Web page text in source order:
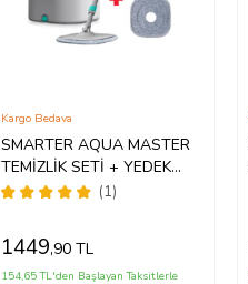
SMARTER AQUA MASTER
TEMİZLİK SETİ + YEDEK
MOP TEMİZ & KİRLİ SUYU
MOP PASPAS
(1)
Kargo Bedava
1449,90 TL
154,65 TL'den Başlayan Taksitlerle